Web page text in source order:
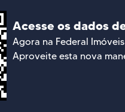
Acesse os dados
Agora na Federal
Aproveite esta nova